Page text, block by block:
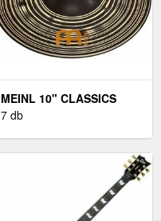
MEINL 10" CLASSICS
CUSTOM DARK SPLASH
7 db